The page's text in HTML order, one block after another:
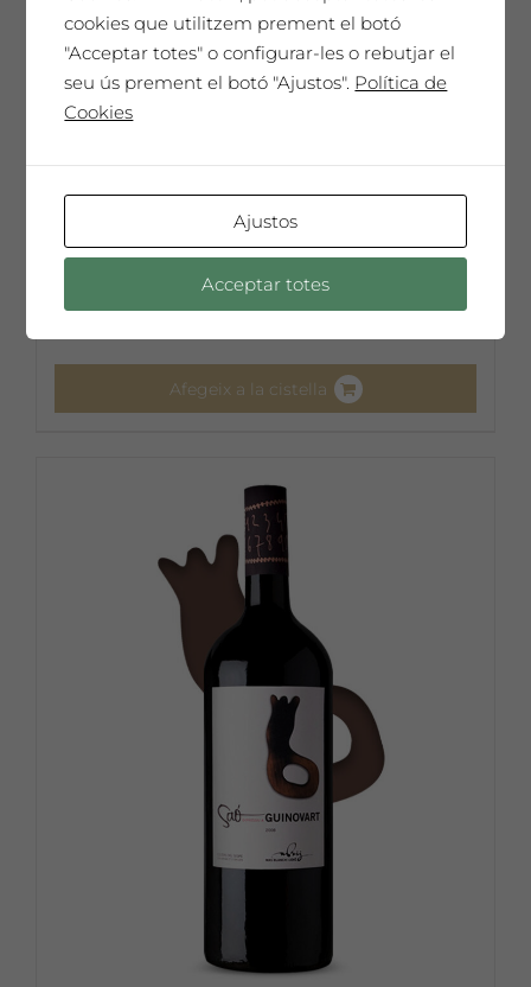
del
producte
Josep Vallverdú
65,00€
Afegeix a la cistella
cookies que utilitzem prement el botó
"Acceptar totes" o configurar-les o rebutjar el
seu ús prement el botó "Ajustos". Política de
Cookies
Ajustos
Acceptar totes